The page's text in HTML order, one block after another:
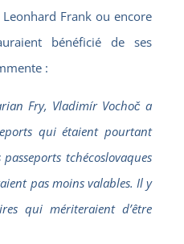
Leonhard Frank ou encore
bénéficié de ses
:
Fry, Vladimír Vochoč a
qui étaient pourtant
tchécoslovaques
pas moins valables. Il y
qui mériteraient d’être